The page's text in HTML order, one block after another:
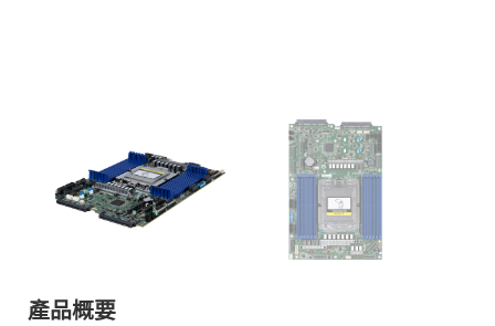
產品概要